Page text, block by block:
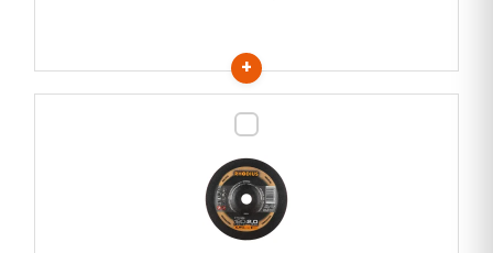
tronçonner
déporté
en